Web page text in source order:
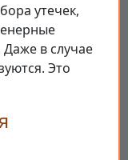
утечек,
в случае
Это